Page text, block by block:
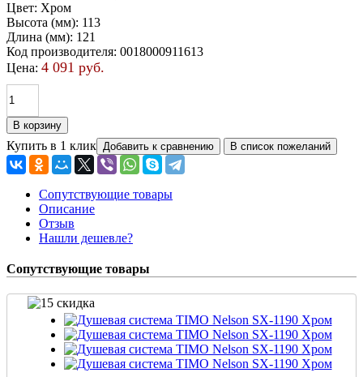
Цвет: Хром
Высота (мм): 113
Длина (мм): 121
Код производителя: 0018000911613
Цена: 4 091 руб.
Купить в 1 клик
Сопутствующие товары
Описание
Отзыв
Нашли дешевле?
Сопутствующие товары